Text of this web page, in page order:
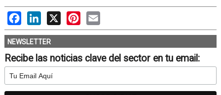
FacebookLinkedIn
X PinterestEmail
NEWSLETTER
Recibe las noticias clave del sector en tu email: